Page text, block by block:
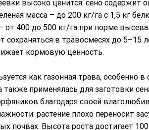
высоко ценится: сено содержит
масса – до 200 кг/га с 1,5 кг
от 400 до 500 кг/га при норме
в травосмесях до 5–15
кормовую ценность.
как газонная трава, особенно
применялась для заготовки
благодаря своей
растение плохо переносит
почвах. Высота роста достигает